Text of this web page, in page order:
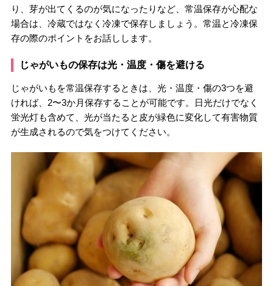
り、芽が出てくるのが気になったりなど、常温保存が心配な
場合は、冷蔵ではなく冷凍で保存しましょう。常温と冷凍保
存の際のポイントをお話しします。
じゃがいもの保存は光・温度・傷を避ける
じゃがいもを常温保存するときは、光・温度・傷の3つを避
ければ、2〜3か月保存することが可能です。日光だけでなく
蛍光灯も含めて、光が当たると皮が緑色に変化して有害物質
が生成されるので気をつけてください。